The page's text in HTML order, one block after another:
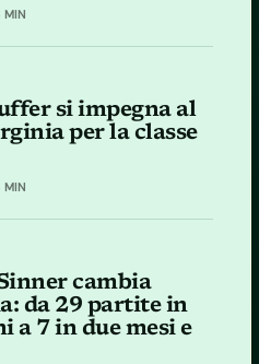
MIN
si impegna al
per la classe
MIN
cambia
da 29 partite in
a 7 in due mesi e